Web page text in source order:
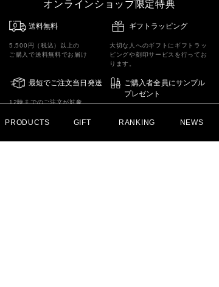
PRODUCTS GIFT RANKING NEWS
オンラインショップ限定特典
送料無料
5,500円（税込）以上の
ご購入で送料無料でお届け
ギフトラッピング
大切な人へのギフトにギフトラッ
ピングや刻印サービスを行ってお
ります。
最短でご注文当日発送
12時までのご注文が対象。
当日発送ができない場合が
ご購入者全員にサンプル
プレゼント
サンプルをお届けします